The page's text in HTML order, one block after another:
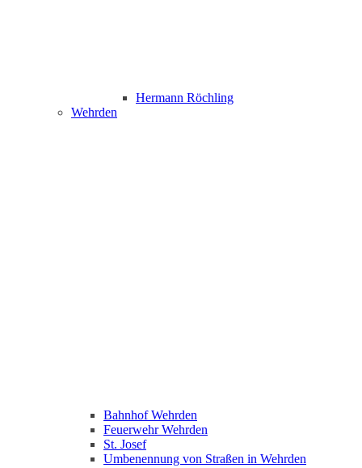
Hermann Röchling
Wehrden
Bahnhof Wehrden
Feuerwehr Wehrden
St. Josef
Umbenennung von Straßen in Wehrden